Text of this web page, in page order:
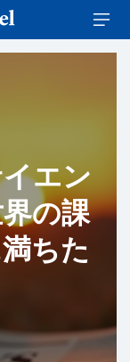
エン
の課
ちた